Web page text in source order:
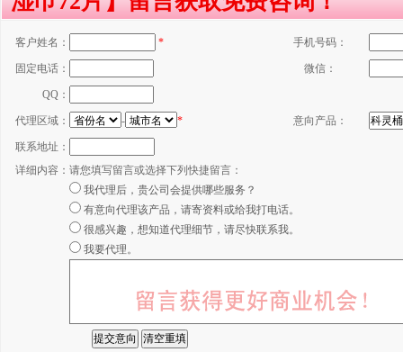
客户姓名： * 手机号码：
固定电话： 微信：
QQ：
代理区域： - * 意向产品：
联系地址：
详细内容： 请您填写留言或选择下列快捷留言：
我代理后，贵公司会提供哪些服务？
有意向代理该产品，请寄资料或给我打电话。
很感兴趣，想知道代理细节，请尽快联系我。
我要代理。